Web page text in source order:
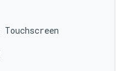
Touchscreen